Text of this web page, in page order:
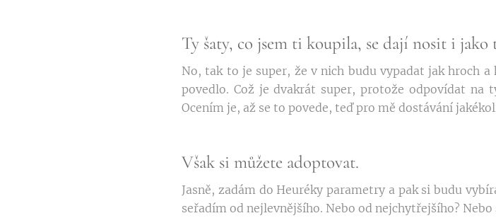
Ty šaty, co jsem ti koupila, se dají nosit i jako
No, tak to je super, že v nich budu vypadat jak hroch
povedlo. Což je dvakrát super, protože odpovídat
Ocením je, až se to povede, teď pro mě dostávání
Však si můžete adoptovat.
Jasně, zadám do Heuréky parametry a pak si budu
seřadím od nejlevnějšího. Nebo od nejchytřejšího? Nebo